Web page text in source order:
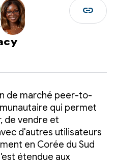
link
de marché peer-to-
qui permet
de vendre et
d'autres utilisateurs
en Corée du Sud
étendue aux